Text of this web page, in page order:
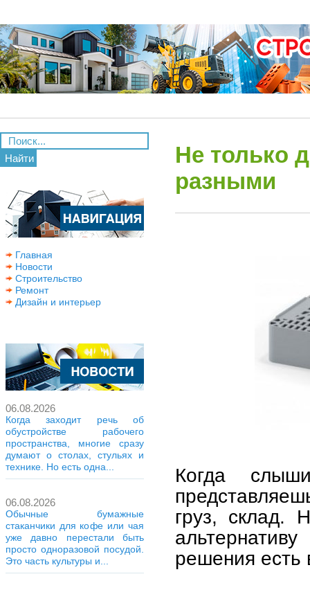
Найти
Главная
Новости
Строительство
Ремонт
Дизайн и интерьер
06.08.2026
Когда заходит речь об
обустройстве рабочего
пространства, многие сразу
думают о столах, стульях и
технике. Но есть одна...
06.08.2026
Обычные бумажные
стаканчики для кофе или чая
уже давно перестали быть
просто одноразовой посудой.
Это часть культуры и...
Не только
разными
Когда
груз, склад.
решения есть